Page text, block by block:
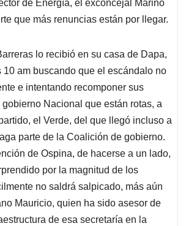
de Energía, el exconcejal Marino
que más renuncias están por llegar.
lo recibió en su casa de Dapa,
10 am buscando que el escándalo no
e intentando recomponer sus
Nacional que están rotas, a
el Verde, del que llegó incluso a
parte de la Coalición de gobierno.
de Ospina, de hacerse a un lado,
por la magnitud de los
no saldrá salpicado, más aún
Mauricio, quien ha sido asesor de
de esa secretaría en la